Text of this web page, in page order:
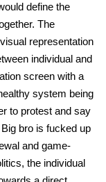
define the
The
representation
individual and
screen with a
system being
to protest and say
bro is fucked up
and game-
the individual